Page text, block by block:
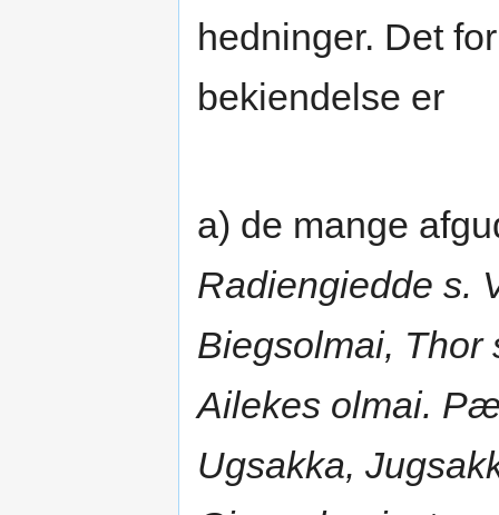
hedninger. Det
bekiendelse er
a) de mange
Radiengiedde s.
Biegsolmai, Thor
Ailekes olmai.
Ugsakka,